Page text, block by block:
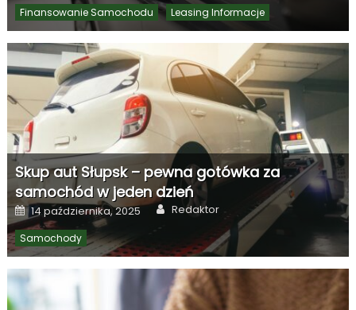
Finansowanie Samochodu Leasing Informacje
Skup aut Słupsk – pewna gotówka za
samochód w jeden dzień
Posted
on
14 października, 2025 Author
Redaktor
Samochody